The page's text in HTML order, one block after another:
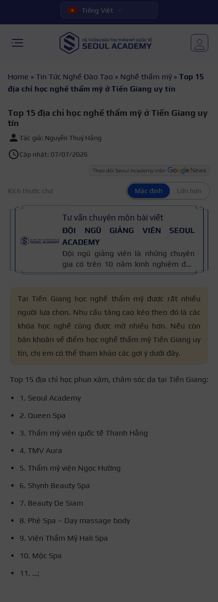
Tiếng Việt
Home » Tin Tức Nghề Đào Tạo » Nghề thẩm mỹ » Top 15
địa chỉ học nghề thẩm mỹ ở Tiền Giang uy tín
Top 15 địa chỉ học nghề thẩm mỹ ở Tiền Giang uy
tín
Tác giả: Nguyễn Thuý Hằng
Cập nhật: 07/07/2026
Kích thước chữ Mặc định Lớn hơn
Tư vấn chuyên môn bài viết
ĐỘI NGŨ GIẢNG VIÊN SEOUL
ACADEMY
Đội ngũ giảng viên là những chuyên
gia có trên 10 năm kinh nghiệm đào
tạo nghề và kiến thức thẩm mỹ
nối mi, trang điểm, tóc. Nội dung bài
viết được xây dựng dựa trên giáo trình
đào tạo và kinh nghiệm giảng dạy
thực tế, đồng thời được cập nhật
thường xuyên để đảm bảo tính chính
xác.
Tại Tiền Giang học nghề thẩm mỹ được rất nhiều
người lựa chọn. Nhu cầu tăng cao kéo theo đó là các
khóa học nghề cũng được mở nhiều hơn. Nếu còn
băn khoăn về điểm học nghề thẩm mỹ Tiền Giang uy
tín, chị em có thể tham khảo các gợi ý dưới đây.
Top 15 địa chỉ học phun xăm, chăm sóc da tại Tiền Giang:
1. Seoul Academy
2. Queen Spa
3. Thẩm mỹ viện quốc tế Thanh Hằng
4. TMV Aura
5. Thẩm mỹ viện Ngọc Hường
6. Shynh Beauty Spa
7. Beauty De Siam
8. Phẻ Spa – Dạy massage body
9. Viện Thẩm Mỹ Hali Spa
10. Mộc Spa
11. …;